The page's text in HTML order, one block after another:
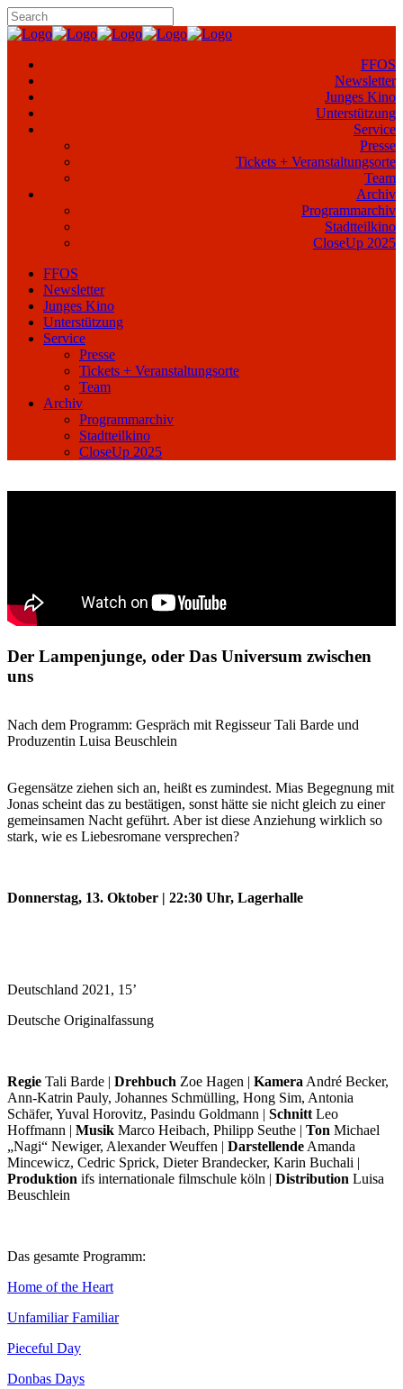
FFOS
Newsletter
Junges Kino
Unterstützung
Service
Presse
Tickets + Veranstaltungsorte
Team
Archiv
Programmarchiv
Stadtteilkino
CloseUp 2025
FFOS
Newsletter
Junges Kino
Unterstützung
Service
Presse
Tickets + Veranstaltungsorte
Team
Archiv
Programmarchiv
Stadtteilkino
CloseUp 2025
Der Lampenjunge, oder Das Universum zwischen
uns
Nach dem Programm: Gespräch mit Regisseur Tali Barde und
Produzentin Luisa Beuschlein
Gegensätze ziehen sich an, heißt es zumindest. Mias Begegnung mit
Jonas scheint das zu bestätigen, sonst hätte sie nicht gleich zu einer
gemeinsamen Nacht geführt. Aber ist diese Anziehung wirklich so
stark, wie es Liebesromane versprechen?
Donnerstag, 13. Oktober | 22:30 Uhr, Lagerhalle
Deutschland 2021, 15’
Deutsche Originalfassung
Regie Tali Barde | Drehbuch Zoe Hagen | Kamera André Becker,
Ann-Katrin Pauly, Johannes Schmülling, Hong Sim, Antonia
Schäfer, Yuval Horovitz, Pasindu Goldmann | Schnitt Leo
Hoffmann | Musik Marco Heibach, Philipp Seuthe | Ton Michael
„Nagi“ Newiger, Alexander Weuffen | Darstellende Amanda
Mincewicz, Cedric Sprick, Dieter Brandecker, Karin Buchali |
Produktion ifs internationale filmschule köln | Distribution Luisa
Beuschlein
Das gesamte Programm:
Home of the Heart
Unfamiliar Familiar
Pieceful Day
Donbas Days